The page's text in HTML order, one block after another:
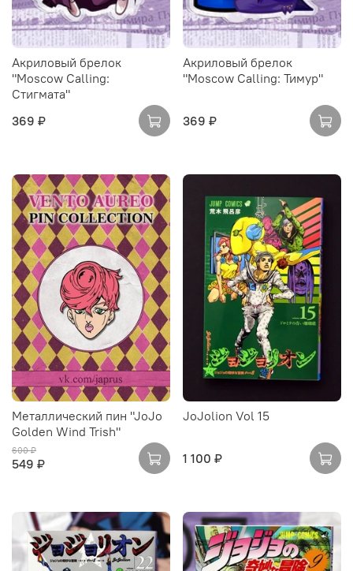
Акриловый брелок
"Moscow Calling:
Стигмата"
369 ₽
Акриловый брелок
"Moscow Calling: Тимур"
369 ₽
Металлический пин "JoJo
Golden Wind Trish"
600 ₽
549 ₽
JoJolion Vol 15
1 100 ₽